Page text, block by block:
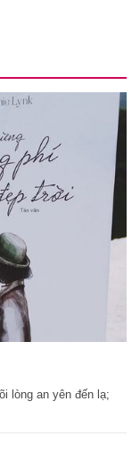
lòng an yên đến lạ;